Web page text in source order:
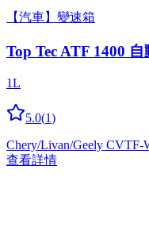
【汽車】變速箱
Top Tec ATF 1400
1L
5.0(1)
Chery/Livan/Geely CVTF-
查看詳情